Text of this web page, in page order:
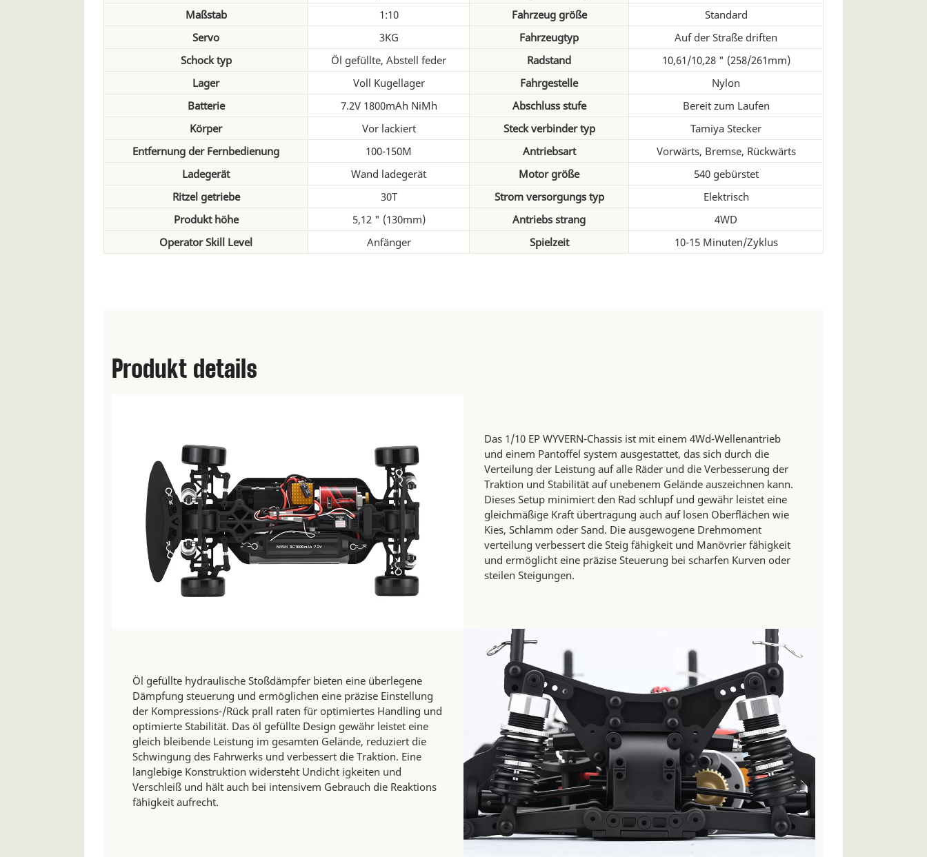
Maßstab
1:10 Fahrzeug größe
Standard
Servo
3KG Fahrzeugtyp
Auf der Straße driften
Schock typ
Öl gefüllte, Abstell feder Radstand
10,61/10,28 " (258/261mm)
Lager
Voll Kugellager Fahrgestelle
Nylon
Batterie
7.2V 1800mAh NiMh Abschluss stufe
Bereit zum Laufen
Körper
Vor lackiert Steck verbinder typ
Tamiya Stecker
Entfernung der Fernbedienung
100-150M Antriebsart
Vorwärts, Bremse, Rückwärts
Ladegerät
Wand ladegerät Motor größe
540 gebürstet
Ritzel getriebe
30T Strom versorgungs typ
Elektrisch
Produkt höhe
5,12 " (130mm) Antriebs strang
4WD
Operator Skill Level
Anfänger Spielzeit 10-15 Minuten/Zyklus
Produkt details
Das 1/10 EP WYVERN-Chassis ist mit einem 4Wd-Wellenantrieb
und einem Pantoffel system ausgestattet, das sich durch die
Verteilung der Leistung auf alle Räder und die Verbesserung der
Traktion und Stabilität auf unebenem Gelände auszeichnen kann.
Dieses Setup minimiert den Rad schlupf und gewähr leistet eine
gleichmäßige Kraft übertragung auch auf losen Oberflächen wie
Kies, Schlamm oder Sand. Die ausgewogene Drehmoment
verteilung verbessert die Steig fähigkeit und Manövrier fähigkeit
und ermöglicht eine präzise Steuerung bei scharfen Kurven oder
steilen Steigungen.
Öl gefüllte hydraulische Stoßdämpfer bieten eine überlegene
Dämpfung steuerung und ermöglichen eine präzise Einstellung
der Kompressions-/Rück prall raten für optimiertes Handling und
optimierte Stabilität. Das öl gefüllte Design gewähr leistet eine
gleich bleibende Leistung im gesamten Gelände, reduziert die
Schwingung des Fahrwerks und verbessert die Traktion. Eine
langlebige Konstruktion widersteht Undicht igkeiten und
Verschleiß und hält auch bei intensivem Gebrauch die Reaktions
fähigkeit aufrecht.